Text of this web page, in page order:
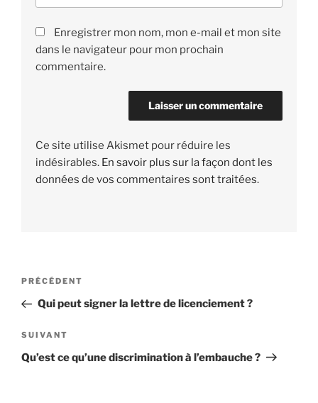
Enregistrer mon nom, mon e-mail et mon site
dans le navigateur pour mon prochain
commentaire.
Ce site utilise Akismet pour réduire les
indésirables. En savoir plus sur la façon dont les
données de vos commentaires sont traitées.
Navigation
l’article
Article
précédent
PRÉCÉDENT
Qui peut signer la lettre de licenciement ?
Article
suivant
SUIVANT
Qu’est ce qu’une discrimination à l’embauche ?